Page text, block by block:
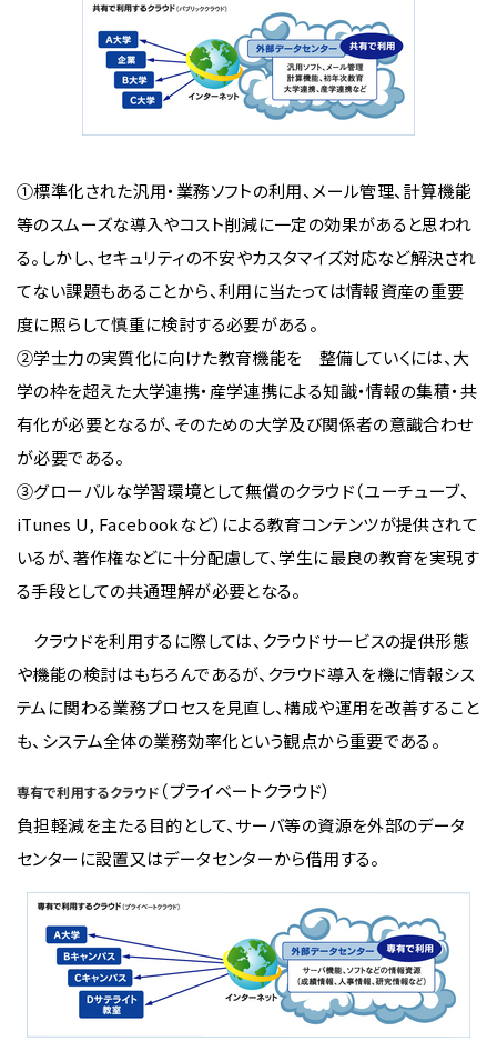
①標準化された汎用・業務ソフトの利用、メール管理、計算機能
等のスムーズな導入やコスト削減に一定の効果があると思われ
る。しかし、セキュリティの不安やカスタマイズ対応など解決され
てない課題もあることから、利用に当たっては情報資産の重要
度に照らして慎重に検討する必要がある。
②学士力の実質化に向けた教育機能を 整備していくには、大
学の枠を超えた大学連携・産学連携による知識・情報の集積・共
有化が必要となるが、そのための大学及び関係者の意識合わせ
が必要である。
③グローバルな学習環境として無償のクラウド（ユーチューブ、
iTunes U, Facebookなど）による教育コンテンツが提供されて
いるが、著作権などに十分配慮して、学生に最良の教育を実現す
る手段としての共通理解が必要となる。
クラウドを利用するに際しては、クラウドサービスの提供形態
や機能の検討はもちろんであるが、クラウド導入を機に情報シス
テムに関わる業務プロセスを見直し、構成や運用を改善すること
も、システム全体の業務効率化という観点から重要である。
専有で利用するクラウド （プライベートクラウド）
負担軽減を主たる目的として、サーバ等の資源を外部のデータ
センターに設置又はデータセンターから借用する。